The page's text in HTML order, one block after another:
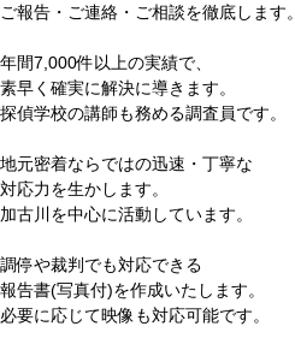
ご報告・ご連絡・ご相談を徹底します。
年間7,000件以上の実績で、
素早く確実に解決に導きます。
探偵学校の講師も務める調査員です。
地元密着ならではの迅速・丁寧な
対応力を生かします。
加古川を中心に活動しています。
調停や裁判 でも対応できる
報告書(写真付)を作成いたします。
必要に応じて映像も対応可能です。